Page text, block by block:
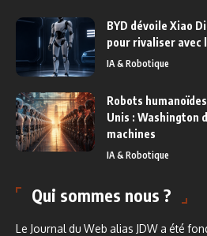
BYD dévoile Xiao
pour rivaliser avec
IA & Robotique
Robots
Unis : Washington
machines
IA & Robotique
Qui sommes nous ?
Le Journal du Web alias JDW a été